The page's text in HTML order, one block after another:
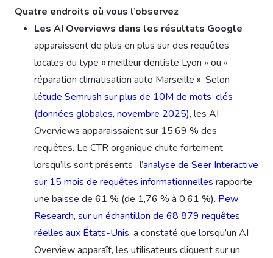
Quatre endroits où vous l’observez
Les AI Overviews dans les résultats Google
apparaissent de plus en plus sur des requêtes
locales du type « meilleur dentiste Lyon » ou «
réparation climatisation auto Marseille ». Selon
l’étude Semrush sur plus de 10M de mots-clés
(données globales, novembre 2025), les AI
Overviews apparaissaient sur 15,69 % des
requêtes. Le CTR organique chute fortement
lorsqu’ils sont présents : l’analyse de Seer Interactive
sur 15 mois de requêtes informationnelles rapporte
une baisse de 61 % (de 1,76 % à 0,61 %). Pew
Research, sur un échantillon de 68 879 requêtes
réelles aux États-Unis, a constaté que lorsqu’un AI
Overview apparaît, les utilisateurs cliquent sur un